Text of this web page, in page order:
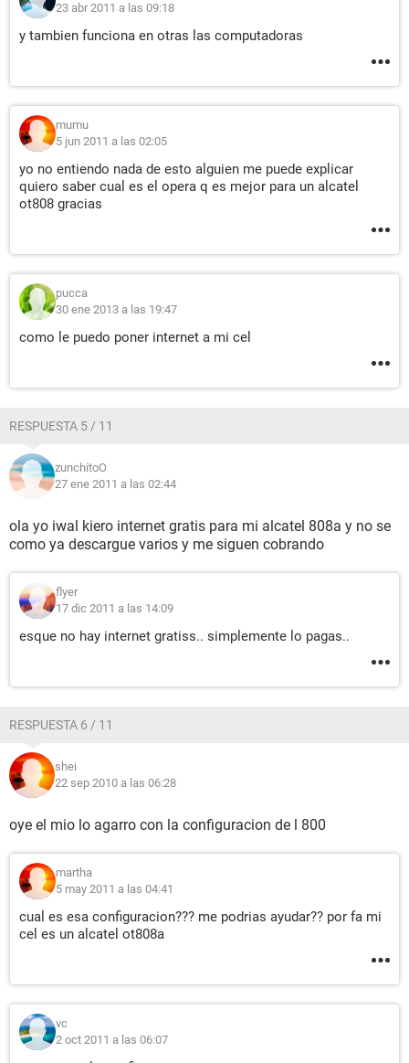
23 abr 2011 a las 09:18
y tambien funciona en otras las computadoras
mumu
5 jun 2011 a las 02:05
yo no entiendo nada de esto alguien me puede explicar
quiero saber cual es el opera q es mejor para un alcatel
ot808 gracias
pucca
30 ene 2013 a las 19:47
como le puedo poner internet a mi cel
RESPUESTA 5 / 11
zunchitoO
27 ene 2011 a las 02:44
ola yo iwal kiero internet gratis para mi alcatel 808a y no se
como ya descargue varios y me siguen cobrando
flyer
17 dic 2011 a las 14:09
esque no hay internet gratiss.. simplemente lo pagas..
RESPUESTA 6 / 11
shei
22 sep 2010 a las 06:28
oye el mio lo agarro con la configuracion de l 800
martha
5 may 2011 a las 04:41
cual es esa configuracion??? me podrias ayudar?? por fa mi
cel es un alcatel ot808a
vc
2 oct 2011 a las 06:07